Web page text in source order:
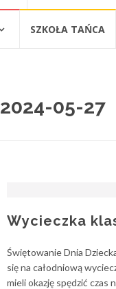
SZKOŁA TAŃCA
2024-05-27
Wycieczka
Świętowanie Dnia
się na całodniową
mieli okazję spędzić